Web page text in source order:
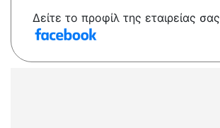
Δείτε το προφίλ της εταιρείας σας